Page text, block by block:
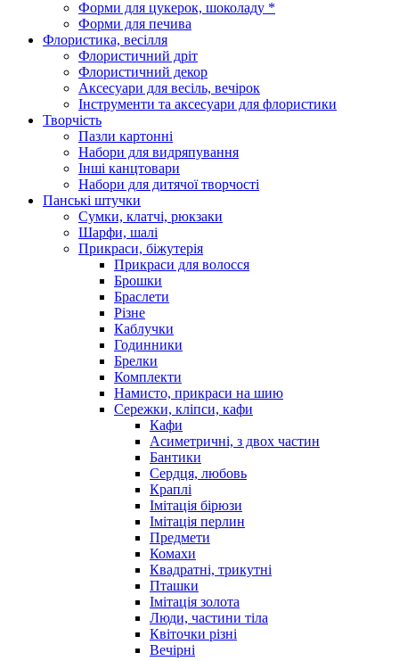
Форми для цукерок, шоколаду *
Форми для печива
Флористика, весілля
Флористичний дріт
Флористичний декор
Аксесуари для весіль, вечірок
Інструменти та аксесуари для флористики
Творчість
Пазли картонні
Набори для видряпування
Інші канцтовари
Набори для дитячої творчості
Панські штучки
Сумки, клатчі, рюкзаки
Шарфи, шалі
Прикраси, біжутерія
Прикраси для волосся
Брошки
Браслети
Різне
Каблучки
Годинники
Брелки
Комплекти
Намисто, прикраси на шию
Сережки, кліпси, кафи
Кафи
Асиметричні, з двох частин
Бантики
Сердця, любовь
Краплі
Імітація бірюзи
Імітація перлин
Предмети
Комахи
Квадратні, трикутні
Пташки
Імітація золота
Люди, частини тіла
Квіточки різні
Вечірні